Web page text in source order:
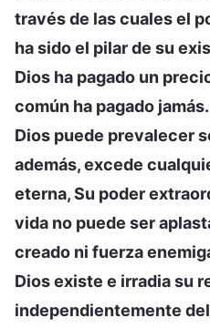
través de las cuales el
ha sido el pilar de su
Dios ha pagado un
común ha pagado
Dios puede prevalecer
además, excede
eterna, Su poder
vida no puede ser
creado ni fuerza
Dios existe e irradia su
independientemente